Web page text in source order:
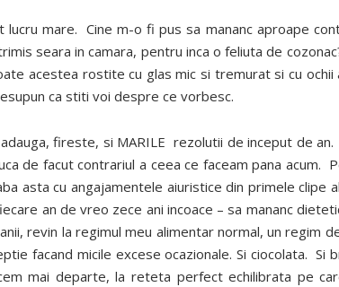
lucru mare. Cine m-o fi pus sa mananc aproape
seara in camara, pentru inca o feliuta de
acestea rostite cu glas mic si tremurat si cu
ca stiti voi despre ce vorbesc.
fireste, si MARILE rezolutii de inceput de
de facut contrariul a ceea ce faceam pana acum.
asta cu angajamentele aiuristice din primele clipe
an de vreo zece ani incoace – sa mananc
revin la regimul meu alimentar normal, un regim
facand micile excese ocazionale. Si ciocolata. Si
mai departe, la reteta perfect echilibrata pe